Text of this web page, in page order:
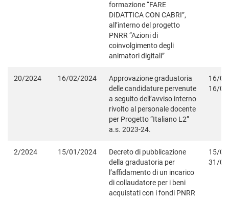
formazione “FARE
DIDATTICA CON CABRI”,
all’interno del progetto
PNRR “Azioni di
coinvolgimento degli
animatori digitali”
20/2024 16/02/2024
Approvazione graduatoria
delle candidature pervenute
a seguito dell’avviso interno
rivolto al personale docente
per Progetto “Italiano L2”
a.s. 2023-24.
16/
16/
2/2024 15/01/2024
Decreto di pubblicazione
della graduatoria per
l’affidamento di un incarico
di collaudatore per i beni
acquistati con i fondi PNRR
15/
31/